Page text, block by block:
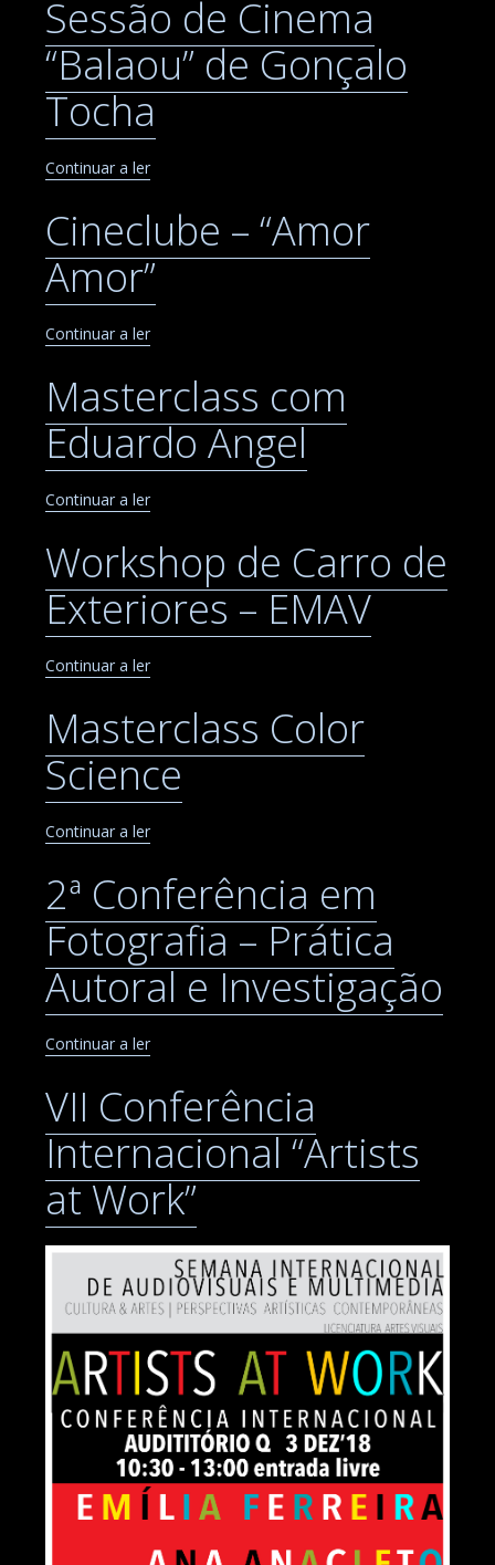
Sessão de Cinema
“Balaou” de Gonçalo
Tocha
Continuar a ler
Cineclube – “Amor
Amor”
Continuar a ler
Masterclass com
Eduardo Angel
Continuar a ler
Workshop de Carro de
Exteriores – EMAV
Continuar a ler
Masterclass Color
Science
Continuar a ler
2ª Conferência em
Fotografia – Prática
Autoral e Investigação
Continuar a ler
VII Conferência
Internacional “Artists
at Work”